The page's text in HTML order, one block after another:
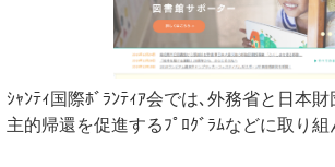
ｼｬﾝﾃｨ国際ﾎﾞﾗﾝﾃｨｱ会では､外務省と日本
主的帰還を促進するﾌﾟﾛｸﾞﾗﾑなどに取り組